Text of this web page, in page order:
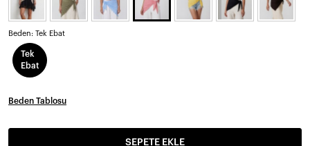
Beden: Tek Ebat
Tek
Ebat
Beden Tablosu
SEPETE EKLE